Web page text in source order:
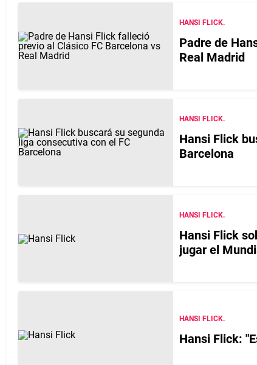
HANSI FLICK.
Padre de
Real Madrid
HANSI FLICK.
Hansi Flick
Barcelona
HANSI FLICK.
Hansi Flick
jugar el
HANSI FLICK.
Hansi Flick: